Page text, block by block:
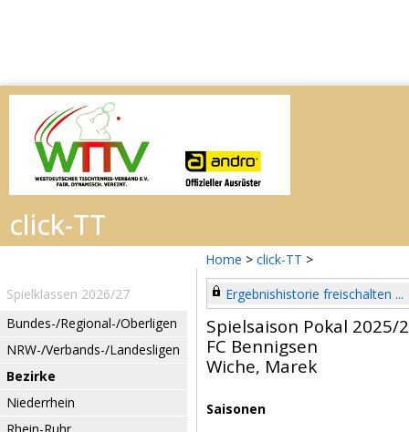
Home > click-TT >
Spielklassen 2026/27
Bundes-/Regional-/Oberligen
NRW-/Verbands-/Landesligen
Bezirke
Niederrhein
Ergebnishistorie freischalten ...
Spielsaison Pokal 2025/
FC Bennigsen
Wiche, Marek
Saisonen